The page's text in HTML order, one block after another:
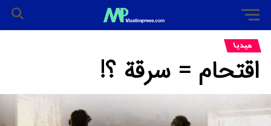
میدیا
اقتحام = سرقة ؟!